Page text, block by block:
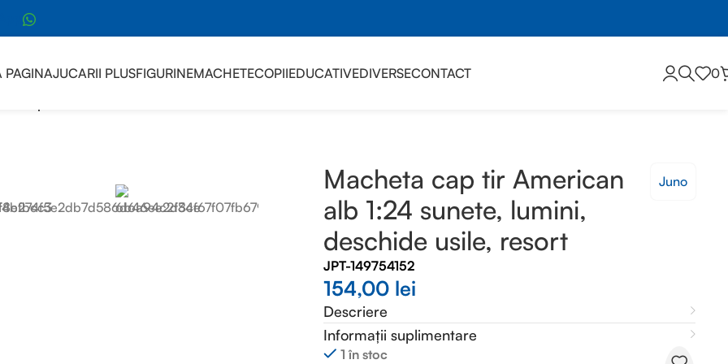
PAGINAJUCARII PLUSFIGURINEMACHETECOPIIEDUCATIVEDIVERSECONTACT
0
Macheta cap tir American
alb 1:24 sunete, lumini,
deschide usile, resort
Juno
JPT-149754152
154,00 lei
Descriere
Informații suplimentare
1 în stoc